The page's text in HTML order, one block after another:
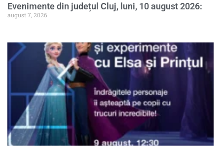
Evenimente din județul Cluj, luni, 10 august 2026:
august 7, 2026